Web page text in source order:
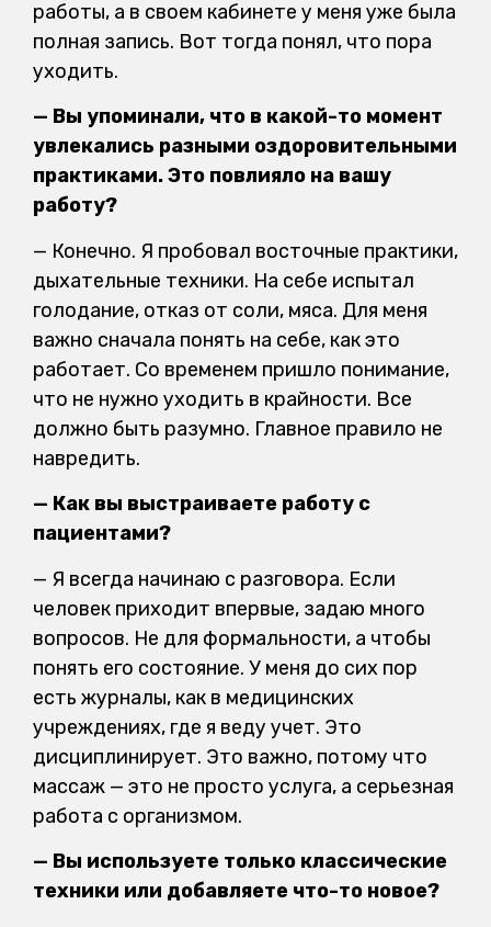
работы, а в своем кабинете у меня уже была
полная запись. Вот тогда понял, что пора
уходить.
— Вы упоминали, что в какой-то момент
увлекались разными оздоровительными
практиками. Это повлияло на вашу
работу?
— Конечно. Я пробовал восточные практики,
дыхательные техники. На себе испытал
голодание, отказ от соли, мяса. Для меня
важно сначала понять на себе, как это
работает. Со временем пришло понимание,
что не нужно уходить в крайности. Все
должно быть разумно. Главное правило не
навредить.
— Как вы выстраиваете работу с
пациентами?
— Я всегда начинаю с разговора. Если
человек приходит впервые, задаю много
вопросов. Не для формальности, а чтобы
понять его состояние. У меня до сих пор
есть журналы, как в медицинских
учреждениях, где я веду учет. Это
дисциплинирует. Это важно, потому что
массаж — это не просто услуга, а серьезная
работа с организмом.
— Вы используете только классические
техники или добавляете что-то новое?